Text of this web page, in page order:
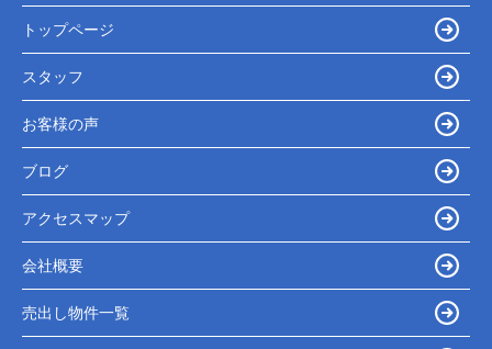
トップページ
スタッフ
お客様の声
ブログ
アクセスマップ
会社概要
売出し物件一覧